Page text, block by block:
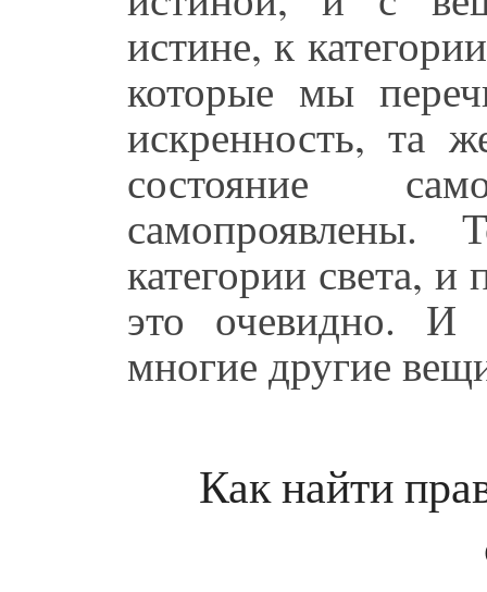
истине, к
которые мы
искренность, та
состояние
категории света, и
это очевидно. И
многие другие
Как найти